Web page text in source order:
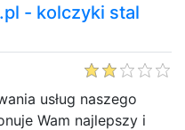
- kolczyki stal
usług naszego
Wam najlepszy i